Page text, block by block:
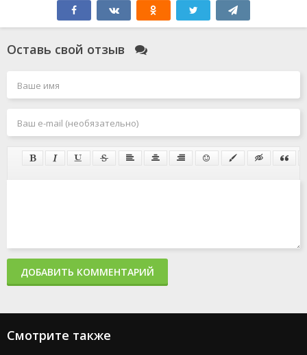
Оставь свой отзыв
ДОБАВИТЬ КОММЕНТАРИЙ
Смотрите также